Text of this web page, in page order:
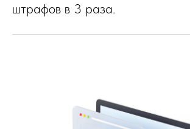
штрафов в 3 раза.